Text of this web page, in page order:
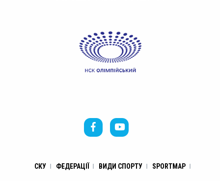
СКУ ФЕДЕРАЦІЇ ВИДИ СПОРТУ SPORTMAP